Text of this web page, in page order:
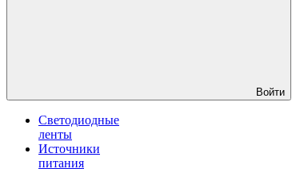
Войти
Светодиодные
ленты
Источники
питания